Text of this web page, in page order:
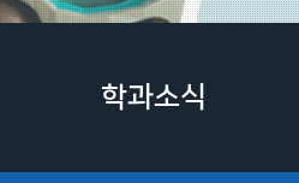
학과소식